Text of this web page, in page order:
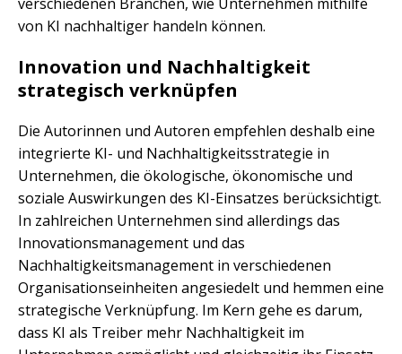
von KI nachhaltiger handeln können.
Innovation und Nachhaltigkeit
strategisch verknüpfen
Die Autorinnen und Autoren empfehlen deshalb eine
integrierte KI- und Nachhaltigkeitsstrategie in
Unternehmen, die ökologische, ökonomische und
soziale Auswirkungen des KI-Einsatzes berücksichtigt.
In zahlreichen Unternehmen sind allerdings das
Innovationsmanagement und das
Nachhaltigkeitsmanagement in verschiedenen
Organisationseinheiten angesiedelt und hemmen eine
strategische Verknüpfung. Im Kern gehe es darum,
dass KI als Treiber mehr Nachhaltigkeit im